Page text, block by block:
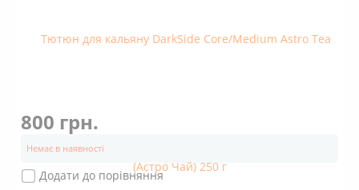
800 грн.
Немає в наявності
Додати до порівняння